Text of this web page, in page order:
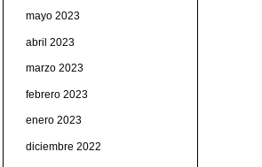
mayo 2023
abril 2023
marzo 2023
febrero 2023
enero 2023
diciembre 2022